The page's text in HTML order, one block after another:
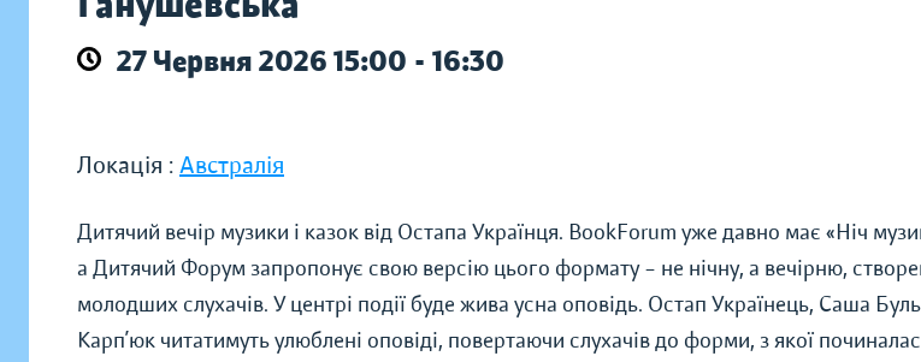
27 Червня 2026 15:00 - 16:30
Локація : Австралія
Дитячий вечір музики і казок від Остапа Українця. BookForum уже давно має «Ніч
а Дитячий Форум запропонує свою версію цього формату – не нічну, а вечірню,
молодших слухачів. У центрі події буде жива усна оповідь. Остап Українець, Саша
Карп’юк читатимуть улюблені оповіді, повертаючи слухачів до форми, з якої